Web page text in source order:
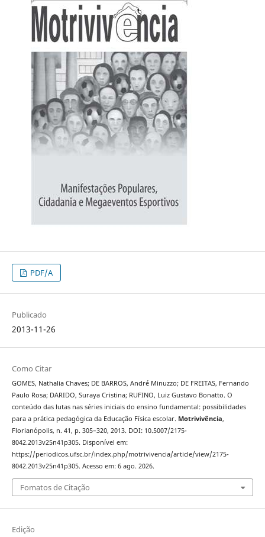
PDF/A
Publicado
2013-11-26
Como Citar
GOMES, Nathalia Chaves; DE BARROS, André Minuzzo; DE FREITAS, Fernando
Paulo Rosa; DARIDO, Suraya Cristina; RUFINO, Luiz Gustavo Bonatto. O
conteúdo das lutas nas séries iniciais do ensino fundamental: possibilidades
para a prática pedagógica da Educação Física escolar. Motrivivência,
Florianópolis, n. 41, p. 305–320, 2013. DOI: 10.5007/2175-
8042.2013v25n41p305. Disponível em:
https://periodicos.ufsc.br/index.php/motrivivencia/article/view/2175-
8042.2013v25n41p305. Acesso em: 6 ago. 2026.
Fomatos de Citação
Edição